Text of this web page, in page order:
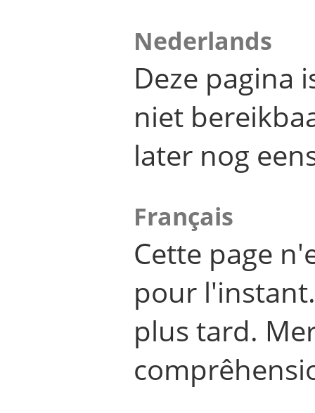
Nederlands
Deze pagina
niet
later nog
Français
Cette page
pour
plus tard.